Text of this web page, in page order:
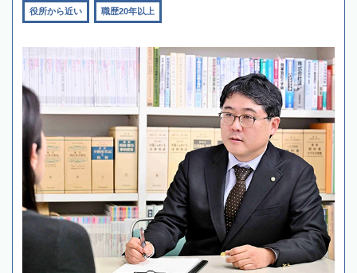
役所から近い 職歴20年以上